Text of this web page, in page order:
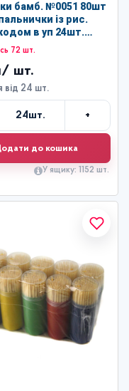
бамб. №0051 80шт
із рис.
в уп 24шт.
72 шт.
/ шт.
від 24 шт.
24 шт. +
до кошика
У ящику: 1152 шт.